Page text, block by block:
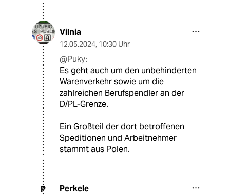
Vilnia
12.05.2024, 10:30 Uhr
@Puky:
Es geht auch um den unbehinderten
Warenverkehr sowie um die
zahlreichen Berufspendler an der
D/PL-Grenze.
Ein Großteil der dort betroffenen
Speditionen und Arbeitnehmer
stammt aus Polen.
P Perkele